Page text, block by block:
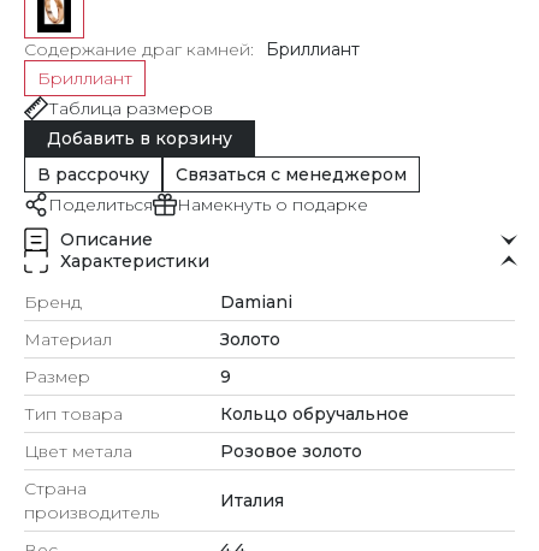
Содержание драг камней
Бриллиант
Бриллиант
Таблица размеров
Добавить в корзину
В рассрочку
Связаться с менеджером
Поделиться
Намекнуть о подарке
Описание
Характеристики
Бренд
Damiani
Материал
Золото
Размер
9
Тип товара
Кольцо обручальное
Цвет метала
Розовое золото
Страна
производитель
Италия